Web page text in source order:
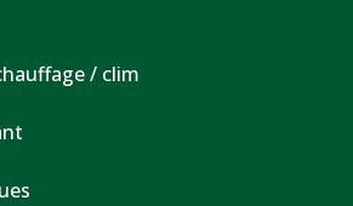
/ clim